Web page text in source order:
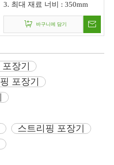
3. 최대 재료 너비 : 350mm
바구니에 담기
장기
포장기
스트리핑 포장기